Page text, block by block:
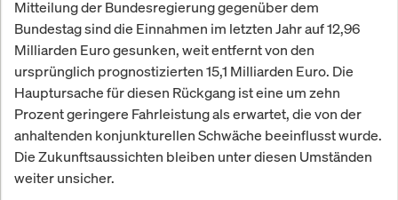
Mitteilung der Bundesregierung gegenüber dem
Bundestag sind die Einnahmen im letzten Jahr auf 12,96
Milliarden Euro gesunken, weit entfernt von den
ursprünglich prognostizierten 15,1 Milliarden Euro. Die
Hauptursache für diesen Rückgang ist eine um zehn
Prozent geringere Fahrleistung als erwartet, die von der
anhaltenden konjunkturellen Schwäche beeinflusst wurde.
Die Zukunftsaussichten bleiben unter diesen Umständen
weiter unsicher.